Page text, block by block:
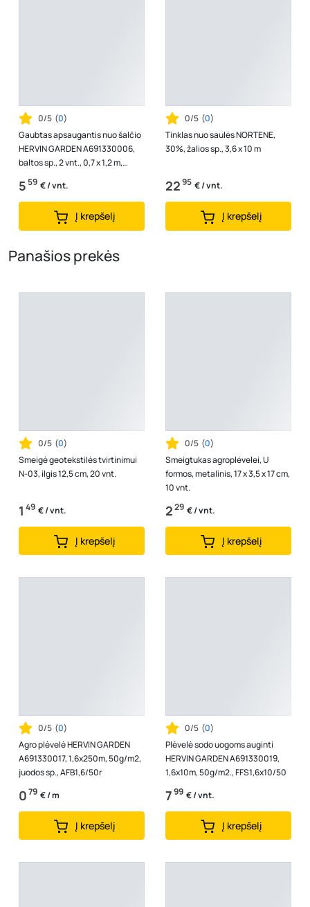
0/5 (0)
Gaubtas apsaugantis nuo šalčio
HERVIN GARDEN A691330006,
baltos sp., 2 vnt., 0,7 x 1,2 m,
80g/m2, WC0,7X1,2/80
559 € / vnt.
Į krepšelį
0/5 (0)
Tinklas nuo saulės NORTENE,
30%, žalios sp., 3,6 x 10 m
2295 € / vnt.
Į krepšelį
Panašios prekės
0/5 (0)
Smeigė geotekstilės tvirtinimui
N-03, ilgis 12,5 cm, 20 vnt.
1 49 € / vnt.
Į krepšelį
0/5 (0)
Smeigtukas agroplėvelei, U
formos, metalinis, 17 x 3,5 x 17 cm,
10 vnt.
229 € / vnt.
Į krepšelį
0/5 (0)
Agro plėvelė HERVIN GARDEN
A691330017, 1,6x250m, 50g/m2,
juodos sp., AFB1,6/50r
079 € / m
Į krepšelį
0/5 (0)
Plėvelė sodo uogoms auginti
HERVIN GARDEN A691330019,
1,6x10m, 50g/m2., FFS1,6x10/50
799 € / vnt.
Į krepšelį